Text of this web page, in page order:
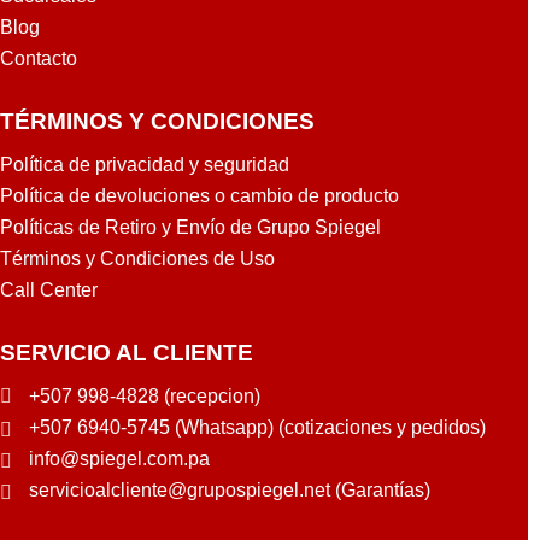
Blog
Contacto
TÉRMINOS Y CONDICIONES
Política de privacidad y seguridad
Política de devoluciones o cambio de producto
Políticas de Retiro y Envío de Grupo Spiegel
Términos y Condiciones de Uso
Call Center
SERVICIO AL CLIENTE
+507 998-4828 (recepcion)
+507 6940-5745 (Whatsapp) (cotizaciones y pedidos)
info@spiegel.com.pa
servicioalcliente@grupospiegel.net (Garantías)